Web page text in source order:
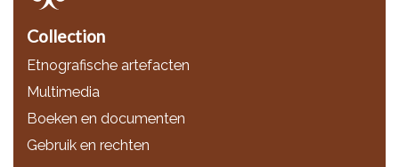
Collection
Etnografische artefacten
Multimedia
Boeken en documenten
Gebruik en rechten